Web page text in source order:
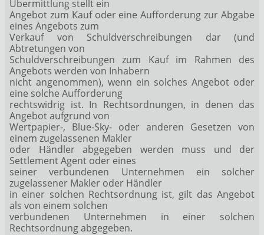
Übermittlung stellt ein
Angebot zum Kauf oder eine Aufforderung zur Abgabe
eines Angebots zum
Verkauf von Schuldverschreibungen dar (und
Abtretungen von
Schuldverschreibungen zum Kauf im Rahmen des
Angebots werden von Inhabern
nicht angenommen), wenn ein solches Angebot oder
eine solche Aufforderung
rechtswidrig ist. In Rechtsordnungen, in denen das
Angebot aufgrund von
Wertpapier-, Blue-Sky- oder anderen Gesetzen von
einem zugelassenen Makler
oder Händler abgegeben werden muss und der
Settlement Agent oder eines
seiner verbundenen Unternehmen ein solcher
zugelassener Makler oder Händler
in einer solchen Rechtsordnung ist, gilt das Angebot
als von einem solchen
verbundenen Unternehmen in einer solchen
Rechtsordnung abgegeben.